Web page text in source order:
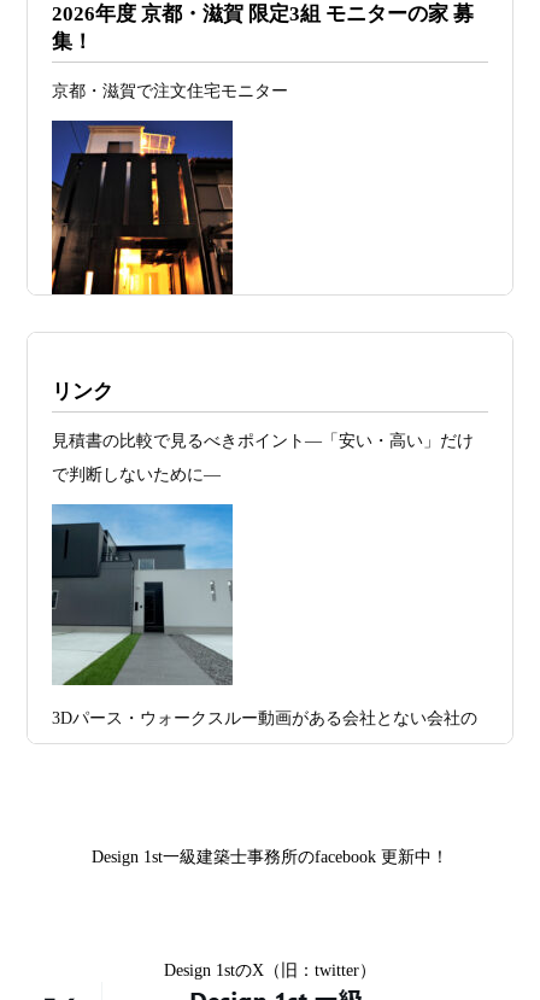
こそ知っておくべき“建築費が上がる理
2026年07月23
予算が限られていても“美しい家”はつく
れる 削るべき場所・残すべき場所をどう
見極めるか
2026年07月20
日
RC造と木造の本質的な違いと、木造で
RC風デザインを実現するための設計戦略
2026年07月09
日
「自由設計」の本当の意味。どこまで自
由なのか
2026年07月07
【残り1組限定】Design1st.一級建築士事
務所 モニター募集｜“建築家とつくる
ス
2026年07月01
古い間取りを現代の暮らしに合わせる設
（設計力の差が出るポイント）
2026年度 京都・滋賀 限定3組 モニターの家 募
集！
京都・滋賀で注文住宅モニター
施工例・京都市北区・ハイクラスの家1UP
多数お問合せありがとうございました。2021～
2025年度 京都・滋賀の注文住宅モニター募
お問合せ有難う御座いました。京都市北区I様,京都市中京
区K様,京都市右京区S様,滋賀県大津市T様,京都市中京区A
様,京都市山科区E様,滋賀県大津市S様,滋賀県草津市D様,
京都市中京区M様,京都市北区M様,京都市上京区T様,京都
市中京区E様,滋賀県大津市T様,滋賀県大津市A様,京都市
山科区Y様,京都市中京区I様,京都市山科区D様,滋賀県草津
市S様,京都市北区A様,京都府宇治市I様,京都市中京区N様,
京区H様,京都府宇治市M様,京都市中京区I様,京都府宇治市
中京区T様,京都市北区H様,京都市上京区S様,京都市北区T
リンク
見積書の比較で見るべきポイント―「安い・高い」だけ
で判断しないために―
3Dパース・ウォークスルー動画がある会社とない会社の
Design 1st一級建築士事務所のfacebook 更新中！
Design 1stのX（旧：twitter）